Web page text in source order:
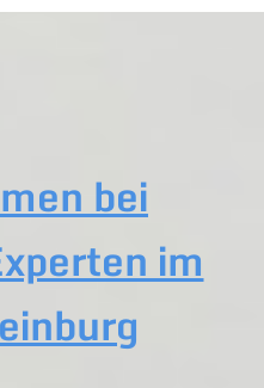
bei
im